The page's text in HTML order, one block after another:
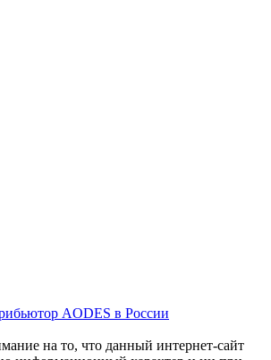
AODES в России
на то, что данный интернет-сайт